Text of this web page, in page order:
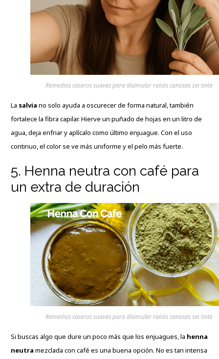
Remedios caseros suaves para disimular raíces canosas sin tinte
La salvia no solo ayuda a oscurecer de forma natural, también
fortalece la fibra capilar. Hierve un puñado de hojas en un litro de
agua, deja enfriar y aplícalo como último enjuague. Con el uso
continuo, el color se ve más uniforme y el pelo más fuerte.
5. Henna neutra con café para
un extra de duración
Remedios caseros suaves para disimular raíces canosas sin tinte
Si buscas algo que dure un poco más que los enjuagues, la henna
neutra mezclada con café es una buena opción. No es tan intensa